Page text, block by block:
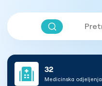
32
Medicinska odjeljenja